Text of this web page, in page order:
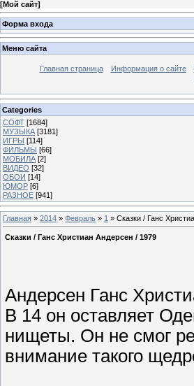
[Мой сайт]
Форма входа
Меню сайта
Главная страница Информация о сайте
Categories
СОФТ [1684]
МУЗЫКА [3181]
ИГРЫ [114]
ФИЛЬМЫ [66]
МОБИЛА [2]
ВИДЕО [32]
ОБОИ [14]
ЮМОР [6]
РАЗНОЕ [941]
Главная » 2014 » Февраль » 1 » Сказки / Ганс
Сказки / Ганс Христиан Андерсен / 1979
Андерсен Ганс
В 14 он оставляет
нищеты. Он не смог
внимание такого